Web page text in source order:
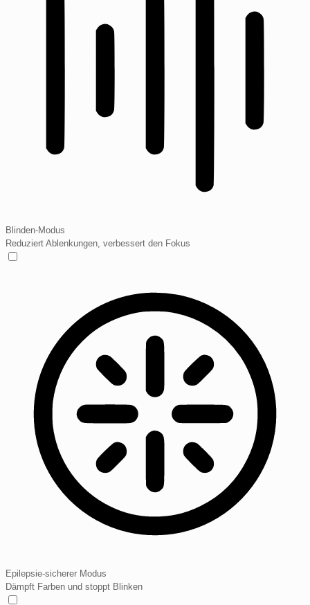
Blinden-Modus
Reduziert Ablenkungen, verbessert den Fokus
Epilepsie-sicherer Modus
Dämpft Farben und stoppt Blinken